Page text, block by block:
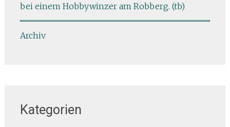
bei einem Hobbywinzer am Robberg. (tb)
Archiv
Kategorien